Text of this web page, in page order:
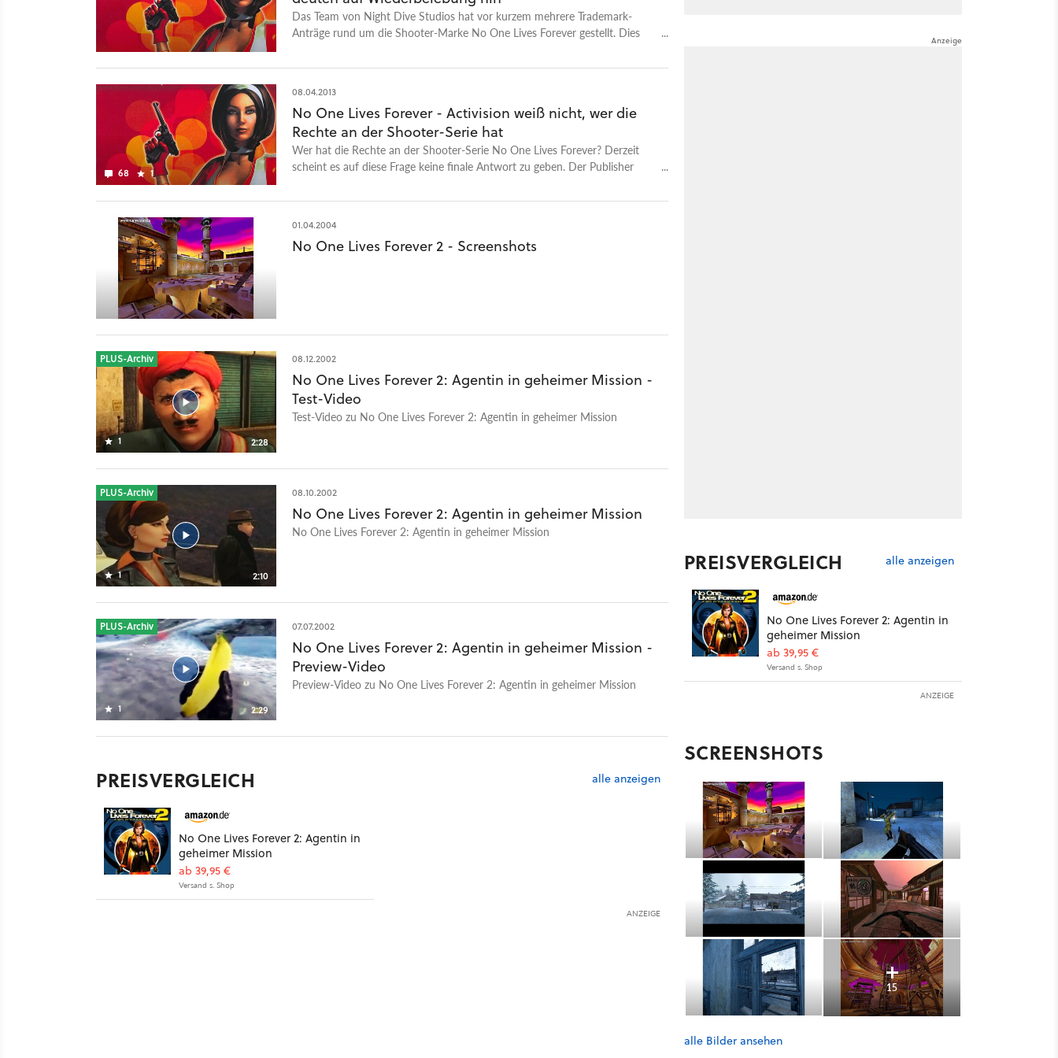
anzusehen war es auch nicht. Aber das traurigste war wohl, dass Dimi sich
seitdem mit Spontankäufen zurückhält. Ähnliche Themen: Report
- Sexuelle Übergriffe auf Spielemessen: Was schief läuft und wie eine
mehr helfen
Das Team von Night Dive Studios hat vor kurzem mehrere Trademark-
Anträge rund um die Shooter-Marke No One Lives Forever gestellt. Dies
68 1
08.04.2013
No One Lives Forever - Activision weiß nicht, wer die
Rechte an der Shooter-Serie hat
Wer hat die Rechte an der Shooter-Serie No One Lives Forever? Derzeit
scheint es auf diese Frage keine finale Antwort zu geben. Der Publisher
01.04.2004
No One Lives Forever 2 - Screenshots
1 2:28
PLUS-Archiv 08.12.2002
No One Lives Forever 2: Agentin in geheimer Mission -
Test-Video
Test-Video zu No One Lives Forever 2: Agentin in geheimer Mission
1 2:10
PLUS-Archiv 08.10.2002
No One Lives Forever 2: Agentin in geheimer Mission
No One Lives Forever 2: Agentin in geheimer Mission
1 2:29
PLUS-Archiv 07.07.2002
No One Lives Forever 2: Agentin in geheimer Mission -
Preview-Video
Preview-Video zu No One Lives Forever 2: Agentin in geheimer Mission
PREISVERGLEICH alle anzeigen
No One Lives Forever 2: Agentin in
geheimer Mission
ab 39,95 €
Versand s. Shop
ANZEIGE
PREISVERGLEICH alle anzeigen
No One Lives Forever 2: Agentin in
geheimer Mission
ab 39,95 €
Versand s. Shop
ANZEIGE
SCREENSHOTS
15
alle Bilder ansehen